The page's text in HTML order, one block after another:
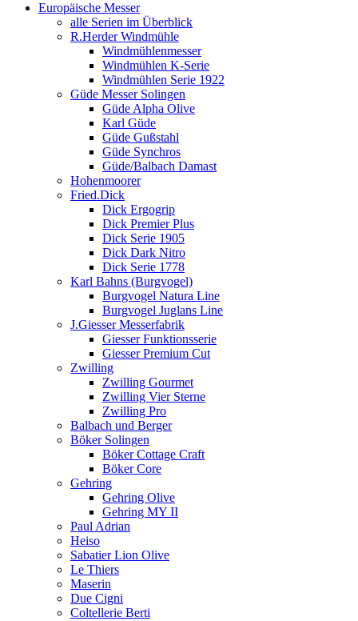
Europäische Messer
alle Serien im Überblick
R.Herder Windmühle
Windmühlenmesser
Windmühlen K-Serie
Windmühlen Serie 1922
Güde Messer Solingen
Güde Alpha Olive
Karl Güde
Güde Gußstahl
Güde Synchros
Güde/Balbach Damast
Hohenmoorer
Fried.Dick
Dick Ergogrip
Dick Premier Plus
Dick Serie 1905
Dick Dark Nitro
Dick Serie 1778
Karl Bahns (Burgvogel)
Burgvogel Natura Line
Burgvogel Juglans Line
J.Giesser Messerfabrik
Giesser Funktionsserie
Giesser Premium Cut
Zwilling
Zwilling Gourmet
Zwilling Vier Sterne
Zwilling Pro
Balbach und Berger
Böker Solingen
Böker Cottage Craft
Böker Core
Gehring
Gehring Olive
Gehring MY II
Paul Adrian
Heiso
Sabatier Lion Olive
Le Thiers
Maserin
Due Cigni
Coltellerie Berti